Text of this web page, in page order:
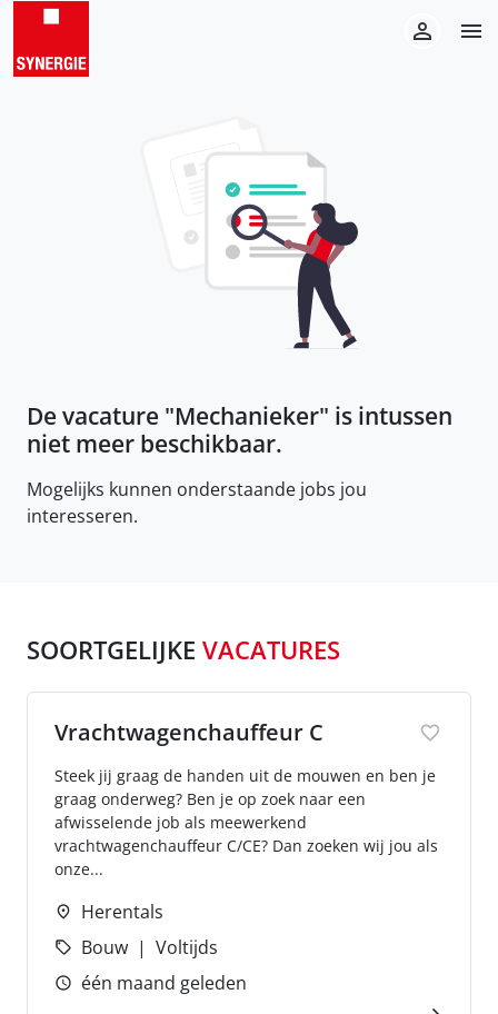
De vacature "Mechanieker" is intussen
niet meer beschikbaar.
Mogelijks kunnen onderstaande jobs jou
interesseren.
SOORTGELIJKE VACATURES
Vrachtwagenchauffeur C
Steek jij graag de handen uit de mouwen en ben je
graag onderweg? Ben je op zoek naar een
afwisselende job als meewerkend
vrachtwagenchauffeur C/CE? Dan zoeken wij jou als
onze...
Herentals
Bouw
Voltijds
één maand geleden